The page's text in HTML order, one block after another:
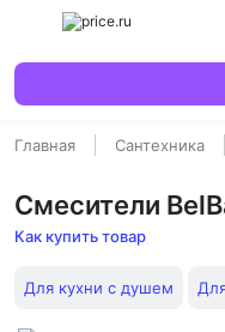
Главная Сантехника
Смесители
Как купить товар
Для кухни с душем